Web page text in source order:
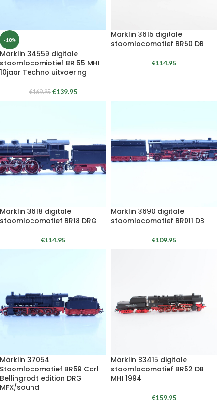
-18%
Märklin 34559 digitale
stoomlocomiotief BR 55 MHI
10jaar Techno uitvoering
€169.95 €139.95
Märklin 3615 digitale
stoomlocomotief BR50 DB
€114.95
Märklin 3618 digitale
stoomlocomotief BR18 DRG
€114.95
Märklin 3690 digitale
stoomlocomotief BR011 DB
€109.95
Märklin 37054
Stoomlocomotief BR59 Carl
Bellingrodt edition DRG
MFX/sound
Märklin 83415 digitale
stoomlocomotief BR52 DB
MHI 1994
€159.95